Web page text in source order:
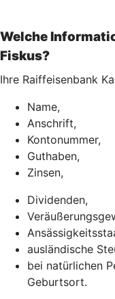
Welche
Fiskus?
Ihre Raiffeisenbank
Name,
Anschrift,
Kontonummer,
Guthaben,
Zinsen,
Dividenden,
ausländische
bei natürlichen
Geburtsort.